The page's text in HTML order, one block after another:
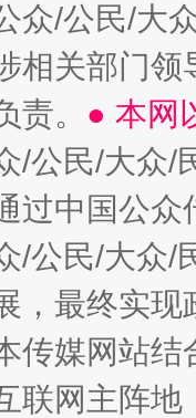
众/公民/大
相关部门
责。 ● 本网
/公民/大众
过中国公
/公民/大众
，最终实
传媒网站
联网主阵